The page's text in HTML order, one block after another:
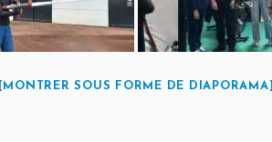
[MONTRER SOUS FORME DE DIAPORAMA]